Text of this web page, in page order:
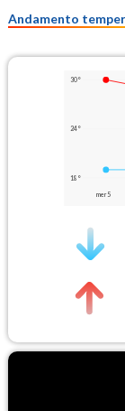
Andamento
30°
24°
18°
mer 5